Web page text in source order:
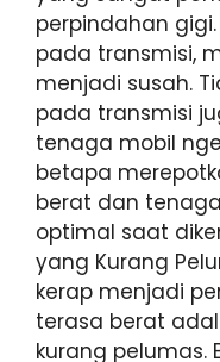
perpindahan
pada transmisi,
menjadi susah.
pada transmisi
tenaga mobil
betapa
berat dan
optimal saat
yang Kurang
kerap menjadi
terasa berat
kurang pelumas.